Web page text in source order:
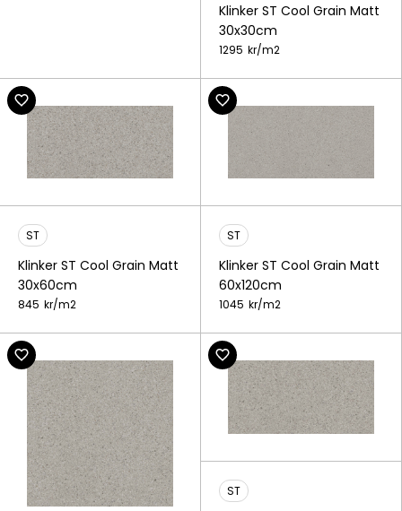
Klinker ST Cool Grain Matt
30x30cm
1295 kr/m2
ST
Klinker ST Cool Grain Matt
30x60cm
845 kr/m2
ST
Klinker ST Cool Grain Matt
60x120cm
1045 kr/m2
ST